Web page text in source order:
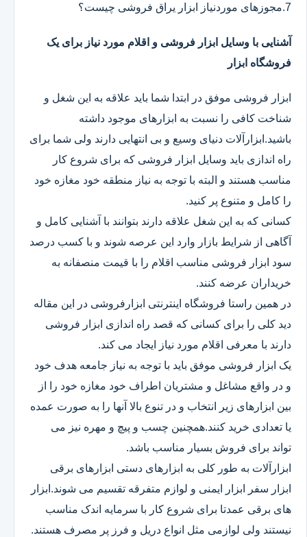
7.مجوزهای موردنیاز ابزار یراق فروشی چیست؟
آشنایی با وسایل ابزار فروشی و اقلام مورد نیاز برای یک
فروشگاه ابزار
ابزار فروشی موفق در ابتدا شما باید علاقه به این شغل و
شناخت کافی را نسبت به ابزارهای موجود داشته
باشید.ابزارآلات دنیای وسیع و بی انتهایی دارند ولی شما برای
راه اندازی باید وسایل ابزار فروشی که برای شروع کار
مناسب هستند و البته با توجه به نیاز منطقه خود مغازه خود
را کامل و متنوع پر کنید.
کسانی که به این شغل علاقه دارند بتوانند با آشنایی کامل و
آگاهی از شرایط بازار وارد این عرصه شوند و با کسب درصد
سود ابزار فروشی مناسب اقلام را با قیمت منصفانه به
خریداران عرضه کنند.
در همین راستا فروشگاه اینترنتی ابزارفروشی در این مقاله
دید کلی را برای کسانی که قصد راه اندازی ابزار فروشی
دارند با معرفی اقلام مورد نیاز ایجاد می کند.
یک ابزار فروشی موفق باید با توجه به نیاز جامعه هدف خود
و در واقع مشاغل و مشتریان اطراف خود مغازه خود را از
بین ابزارهای زیر انتخاب و در تنوع بالا آنها را به صورت عمده
یا تعدادی خرید کنند.همچنین چسب و پیچ و مهره نیز می
تواند برای فروش بسیار مناسب باشد.
ابزارآلات به طور کلی به ابزارهای دستی ابزارهای برقی
ابزار سفر ابزار ایمنی و لوازم متفرقه تقسیم می شوند.ابزار
های برقی عمدتا برای شروع کار با سرمایه اندک مناسب
نیستند ولی لوازمی مثل انواع دریل و فرز پر مصرف هستند.